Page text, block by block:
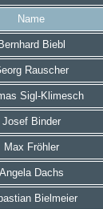
Name
Bernhard Biebl
Rauscher
Sigl-Klimesch
Josef Binder
Max Fröhler
Angela Dachs
Bielmeier